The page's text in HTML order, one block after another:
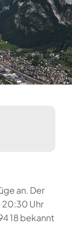
an. Der
20:30 Uhr
18 bekannt